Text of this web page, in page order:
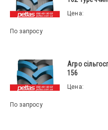
Цена:
По запросу
Агро
156
Цена:
По запросу